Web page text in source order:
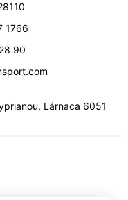
1766
90
, Lárnaca 6051